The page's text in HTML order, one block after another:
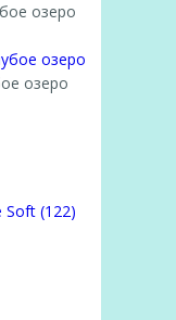
озеро
озеро